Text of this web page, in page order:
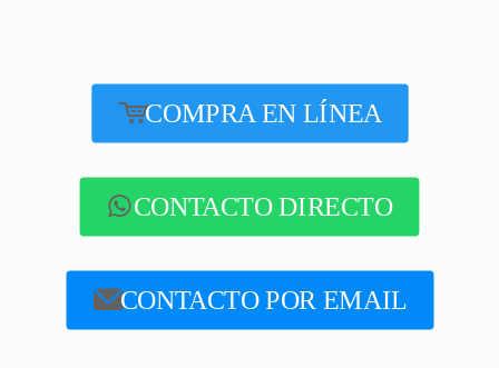
COMPRA EN LÍNEA
CONTACTO DIRECTO
CONTACTO POR EMAIL